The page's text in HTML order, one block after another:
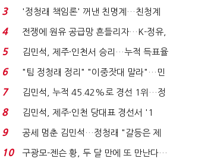
청래 "반명 공세 사...
3
'정청래 책임론' 꺼낸 친명계…친청계
는 추가투표 때리기...
4
전쟁에 원유 공급망 흔들리자…K-정유,
에너지안보 핵심...
5
김민석, 제주·인천서 승리…누적 득표율
'1위 탈환'(종합)...
6
"팀 정청래 정리" "이중잣대 말라"…민
주 최고위원 계파 다...
7
김민석, 누적 45.42%로 경선 1위…정
청래와 격차 0.86%p(...
8
김민석, 제주·인천 당대표 경선서 '1
위'(1보)...
9
공세 멈춘 김민석…정청래 "갈등은 제
가 수습"
10
구광모-젠슨 황, 두 달 만에 또 만난다…